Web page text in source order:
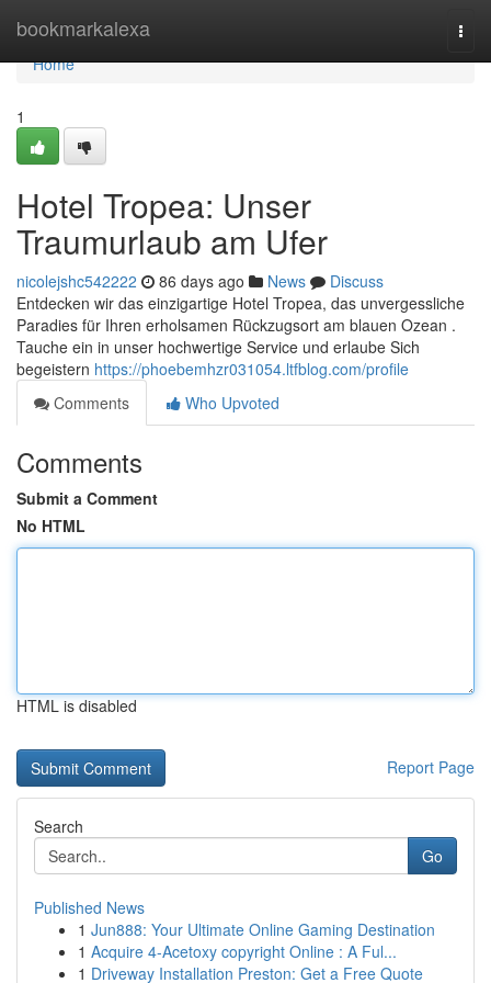
bookmarkalexa
Home
Home
1
Hotel Tropea: Unser
Traumurlaub am Ufer
nicolejshc542222 86 days ago News
Discuss
Entdecken wir das einzigartige Hotel Tropea, das unvergessliche
Paradies für Ihren erholsamen Rückzugsort am blauen Ozean .
Tauche ein in unser hochwertige Service und erlaube Sich
begeistern https://phoebemhzr031054.ltfblog.com/profile
Comments
Who Upvoted
Comments
Submit a Comment
No HTML
HTML is disabled
Report Page
Search
Go
Published News
1 Jun888: Your Ultimate Online Gaming Destination
1 Acquire 4-Acetoxy copyright Online : A Ful...
1 Driveway Installation Preston: Get a Free Quote